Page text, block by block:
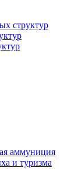
структур
аммуниция
и туризма